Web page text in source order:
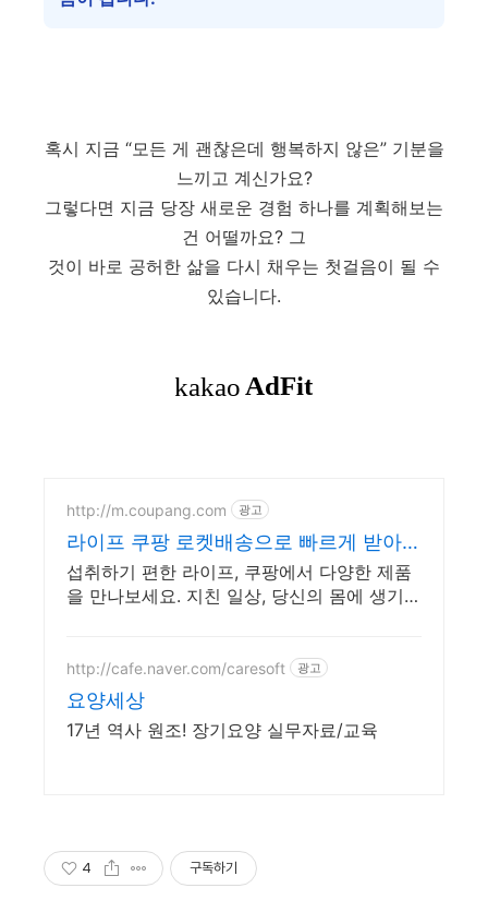
혹시 지금 “모든 게 괜찮은데 행복하지 않은” 기분을
느끼고 계신가요?
그렇다면 지금 당장 새로운 경험 하나를 계획해보는
건 어떨까요? 그
것이 바로 공허한 삶을 다시 채우는 첫걸음이 될 수
있습니다.
http://m.coupang.com 광고
라이프 쿠팡 로켓배송으로 빠르게 받아봐
요
섭취하기 편한 라이프, 쿠팡에서 다양한 제품
을 만나보세요. 지친 일상, 당신의 몸에 생기를
http://cafe.naver.com/caresoft 광고
요양세상
17년 역사 원조! 장기요양 실무자료/교육
4 구독하기